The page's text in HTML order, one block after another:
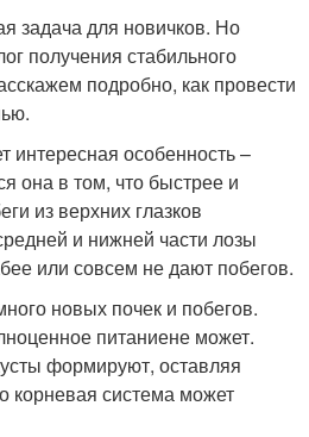
задача для новичков. Но
получения стабильного
подробно, как провести
интересная особенность –
она в том, что быстрее и
из верхних глазков
и нижней части лозы
или совсем не дают побегов.
новых почек и побегов.
питаниене может.
формируют, оставляя
корневая система может